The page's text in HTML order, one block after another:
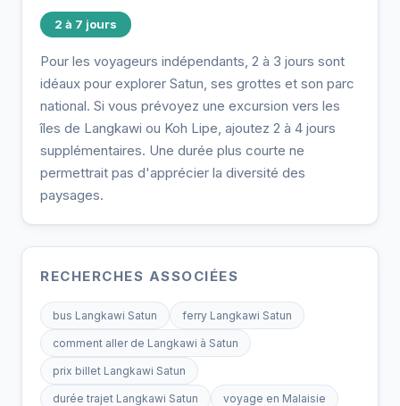
2 à 7 jours
Pour les voyageurs indépendants, 2 à 3 jours sont
idéaux pour explorer Satun, ses grottes et son parc
national. Si vous prévoyez une excursion vers les
îles de Langkawi ou Koh Lipe, ajoutez 2 à 4 jours
supplémentaires. Une durée plus courte ne
permettrait pas d'apprécier la diversité des
paysages.
RECHERCHES ASSOCIÉES
bus Langkawi Satun ferry Langkawi Satun
comment aller de Langkawi à Satun
prix billet Langkawi Satun
durée trajet Langkawi Satun voyage en Malaisie